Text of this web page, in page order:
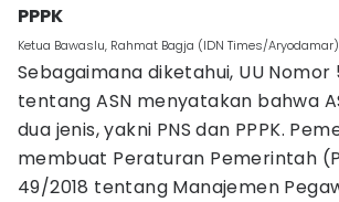
PPPK
Ketua Bawaslu, Rahmat Bagja (IDN Times/Aryodamar)
Sebagaimana diketahui, UU Nomor
tentang ASN menyatakan bahwa
dua jenis, yakni PNS dan PPPK.
membuat Peraturan Pemerintah
49/2018 tentang Manajemen